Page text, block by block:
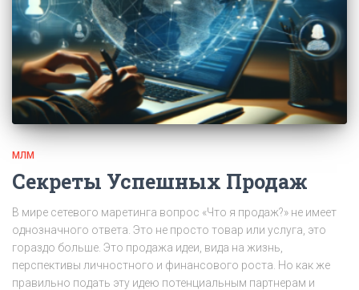
МЛМ
Секреты Успешных Продаж
В мире сетевого маретинга вопрос «Что я продаж?» не имеет
однозначного ответа. Это не просто товар или услуга, это
гораздо больше. Это продажа идеи, вида на жизнь,
перспективы личностного и финансового роста. Но как же
правильно подать эту идею потенциальным партнерам и